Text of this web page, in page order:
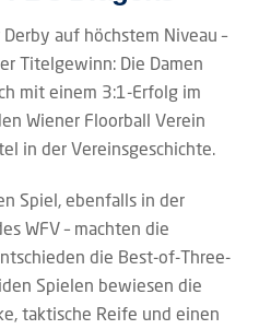
auf höchstem Niveau –
Titelgewinn: Die Damen
mit einem 3:1-Erfolg im
Wiener Floorball Verein
in der Vereinsgeschichte.
Spiel, ebenfalls in der
WFV – machten die
die Best-of-Three-
Spielen bewiesen die
taktische Reife und einen